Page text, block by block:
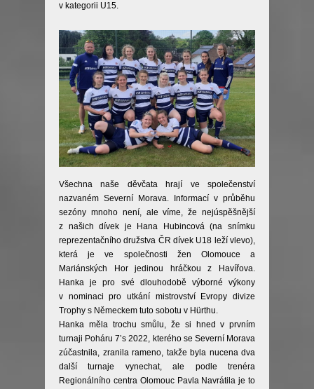
v kategorii U15.
Všechna naše děvčata hrají ve společenství
nazvaném Severní Morava. Informací v průběhu
sezóny mnoho není, ale víme, že nejúspěšnější
z našich dívek je Hana Hubincová (na snímku
reprezentačního družstva ČR dívek U18 leží vlevo),
která je ve společnosti žen Olomouce a
Mariánských Hor jedinou hráčkou z Havířova.
Hanka je pro své dlouhodobě výborné výkony
v nominaci pro utkání mistrovství Evropy divize
Trophy s Německem tuto sobotu v Hürthu.
Hanka měla trochu smůlu, že si hned v prvním
turnaji Poháru 7’s 2022, kterého se Severní Morava
zúčastnila, zranila rameno, takže byla nucena dva
další turnaje vynechat, ale podle trenéra
Regionálního centra Olomouc Pavla Navrátila je to